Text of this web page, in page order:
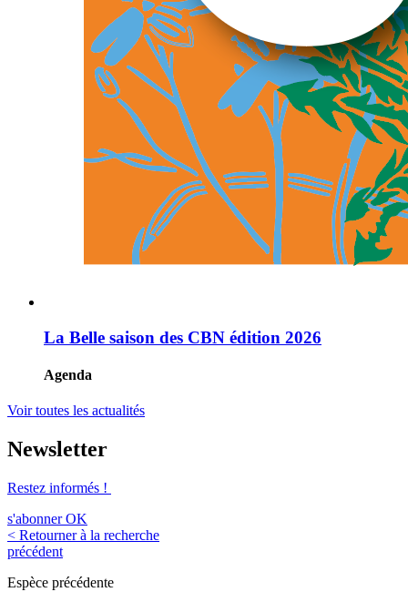
La Belle saison des CBN édition 2026
Agenda
Voir toutes les actualités
Newsletter
Restez informés !
s'abonner OK
< Retourner à la recherche
précédent
Espèce précédente